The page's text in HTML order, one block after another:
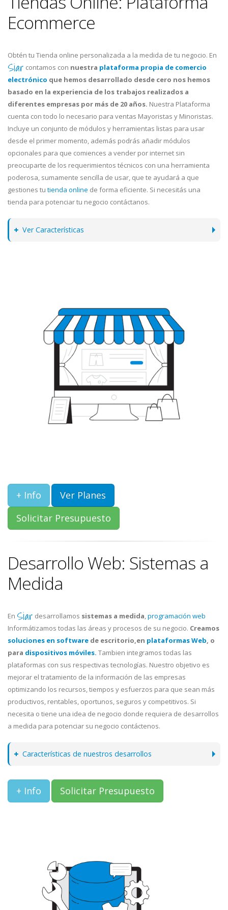
Ecommerce
Obtén tu Tienda online personalizada a la medida de tu negocio. En
Siar contamos con nuestra plataforma propia de comercio
electrónico que hemos desarrollado desde cero nos hemos
basado en la experiencia de los trabajos realizados a
diferentes empresas por más de 20 años. Nuestra Plataforma
cuenta con todo lo necesario para ventas Mayoristas y Minoristas.
Incluye un conjunto de módulos y herramientas listas para usar
desde el primer momento, además podrás añadir módulos
opcionales para que comiences a vender por internet sin
preocuparte de los requerimientos técnicos con una herramienta
poderosa, sumamente sencilla de usar, que te ayudará a que
gestiones tu tienda online de forma eficiente. Si necesitás una
tienda para potenciar tu negocio contáctanos.
Ver Características
+ Info
Ver Planes
Solicitar Presupuesto
Desarrollo Web: Sistemas a
Medida
En Siar desarrollamos sistemas a medida,programación web
Informátizamos todas las áreas y procesos de su negocio. Creamos
soluciones en software de escritorio,en plataformas Web, o
para dispositivos móviles. Tambien integramos todas las
plataformas con sus respectivas tecnologías. Nuestro objetivo es
mejorar el tratamiento de la información de las empresas
optimizando los recursos, tiempos y esfuerzos para que sean más
productivos, rentables, oportunos, seguros y competitivos. Si
necesita o tiene una idea de negocio donde requiera de desarrollos
a medida para potenciar su negocio contáctenos.
Características de nuestros desarrollos
+ Info Solicitar Presupuesto